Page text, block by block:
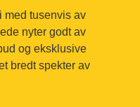
med tusenvis av
nyter godt av
og eksklusive
bredt spekter av